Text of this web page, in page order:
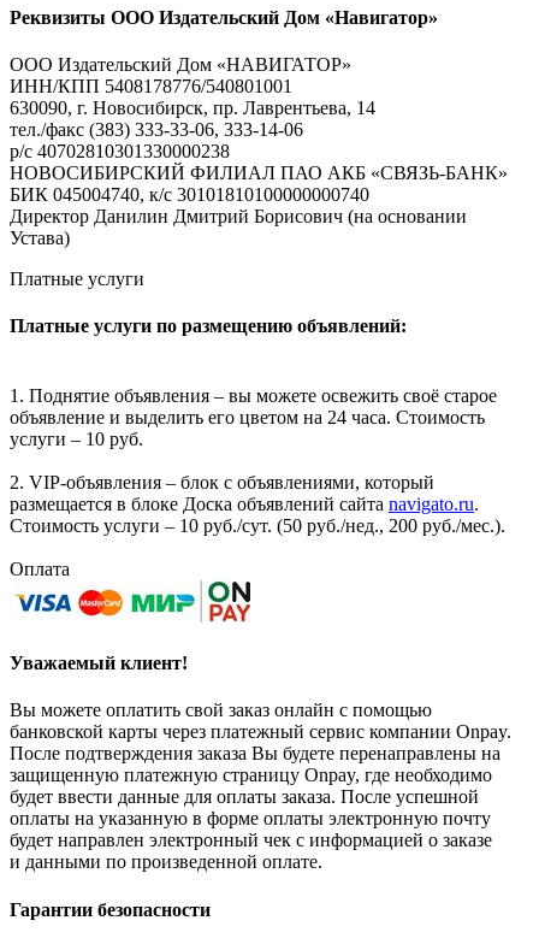
Реквизиты ООО Издательский Дом «Навигатор»
ООО Издательский Дом «НАВИГАТОР»
ИНН/КПП 5408178776/540801001
630090, г. Новосибирск, пр. Лаврентьева, 14
тел./факс (383) 333-33-06, 333-14-06
р/с 40702810301330000238
НОВОСИБИРСКИЙ ФИЛИАЛ ПАО АКБ «СВЯЗЬ-БАНК»
БИК 045004740, к/с 30101810100000000740
Директор Данилин Дмитрий Борисович (на основании
Устава)
Платные услуги
Платные услуги по размещению объявлений:
1. Поднятие объявления – вы можете освежить своё старое
объявление и выделить его цветом на 24 часа. Стоимость
услуги – 10 руб.
2. VIP-объявления – блок с объявлениями, который
размещается в блоке Доска объявлений сайта navigato.ru.
Стоимость услуги – 10 руб./сут. (50 руб./нед., 200 руб./мес.).
Оплата
Уважаемый клиент!
Вы можете оплатить свой заказ онлайн с помощью
банковской карты через платежный сервис компании Onpay.
После подтверждения заказа Вы будете перенаправлены на
защищенную платежную страницу Onpay, где необходимо
будет ввести данные для оплаты заказа. После успешной
оплаты на указанную в форме оплаты электронную почту
будет направлен электронный чек с информацией о заказе
и данными по произведенной оплате.
Гарантии безопасности